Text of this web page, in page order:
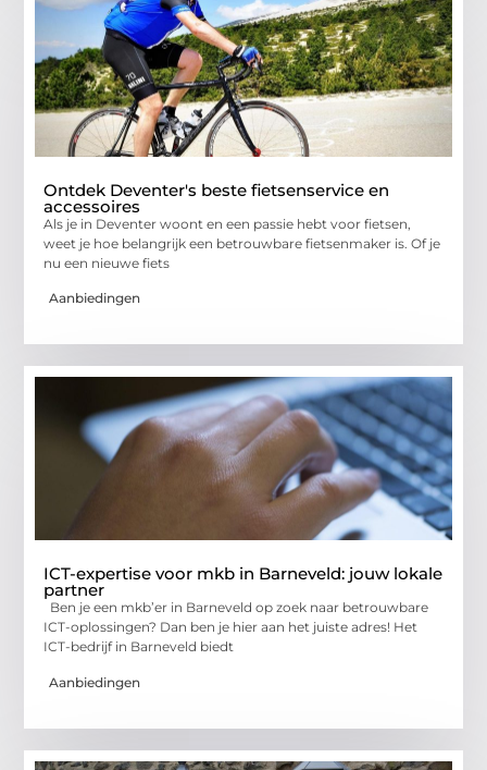
Ontdek Deventer's beste fietsenservice en
accessoires
Als je in Deventer woont en een passie hebt voor fietsen,
weet je hoe belangrijk een betrouwbare fietsenmaker is. Of je
nu een nieuwe fiets
Aanbiedingen
ICT-expertise voor mkb in Barneveld: jouw lokale
partner
Ben je een mkb’er in Barneveld op zoek naar betrouwbare
ICT-oplossingen? Dan ben je hier aan het juiste adres! Het
ICT-bedrijf in Barneveld biedt
Aanbiedingen